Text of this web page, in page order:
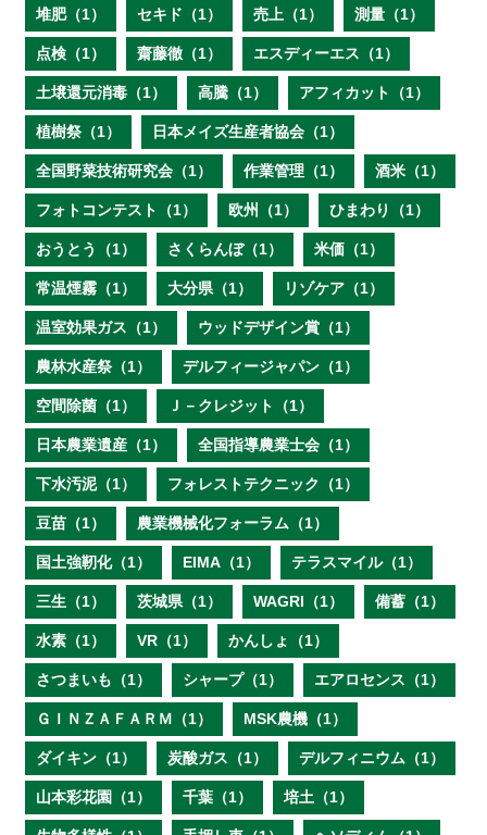
堆肥（1） セキド（1） 売上（1） 測量（1）
点検（1） 齋藤徹（1） エスディーエス（1）
土壌還元消毒（1） 高騰（1） アフィカット（1）
植樹祭（1） 日本メイズ生産者協会（1）
全国野菜技術研究会（1） 作業管理（1） 酒米（1）
フォトコンテスト（1） 欧州（1） ひまわり（1）
おうとう（1） さくらんぼ（1） 米価（1）
常温煙霧（1） 大分県（1） リゾケア（1）
温室効果ガス（1） ウッドデザイン賞（1）
農林水産祭（1） デルフィージャパン（1）
空間除菌（1） Ｊ－クレジット（1）
日本農業遺産（1） 全国指導農業士会（1）
下水汚泥（1） フォレストテクニック（1）
豆苗（1） 農業機械化フォーラム（1）
国土強靭化（1） EIMA（1） テラスマイル（1）
三生（1） 茨城県（1） WAGRI（1） 備蓄（1）
水素（1） VR（1） かんしょ（1）
さつまいも（1） シャープ（1） エアロセンス（1）
ＧＩＮＺＡＦＡＲＭ（1） MSK農機（1）
ダイキン（1） 炭酸ガス（1） デルフィニウム（1）
山本彩花園（1） 千葉（1） 培土（1）